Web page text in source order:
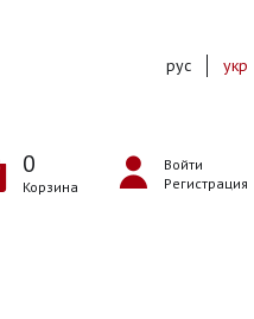
0
Корзина
Войти
Регистрация
рус укр